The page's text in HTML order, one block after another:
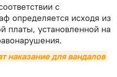
с
определяется исходя из
платы, установленной на
наказание для вандалов